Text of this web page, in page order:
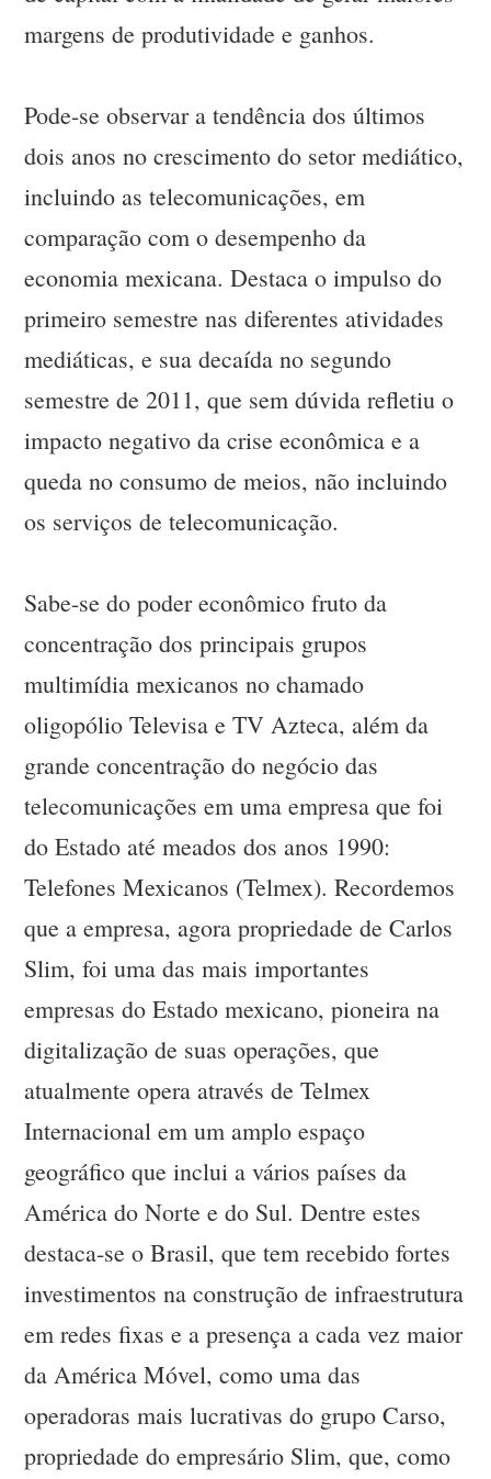
margens de produtividade e ganhos.
Pode-se observar a tendência dos últimos
dois anos no crescimento do setor mediático,
incluindo as telecomunicações, em
comparação com o desempenho da
economia mexicana. Destaca o impulso do
primeiro semestre nas diferentes atividades
mediáticas, e sua decaída no segundo
semestre de 2011, que sem dúvida refletiu o
impacto negativo da crise econômica e a
queda no consumo de meios, não incluindo
os serviços de telecomunicação.
Sabe-se do poder econômico fruto da
concentração dos principais grupos
multimídia mexicanos no chamado
oligopólio Televisa e TV Azteca, além da
grande concentração do negócio das
telecomunicações em uma empresa que foi
do Estado até meados dos anos 1990:
Telefones Mexicanos (Telmex). Recordemos
que a empresa, agora propriedade de Carlos
Slim, foi uma das mais importantes
empresas do Estado mexicano, pioneira na
digitalização de suas operações, que
atualmente opera através de Telmex
Internacional em um amplo espaço
geográfico que inclui a vários países da
América do Norte e do Sul. Dentre estes
destaca-se o Brasil, que tem recebido fortes
investimentos na construção de infraestrutura
em redes fixas e a presença a cada vez maior
da América Móvel, como uma das
operadoras mais lucrativas do grupo Carso,
propriedade do empresário Slim, que, como